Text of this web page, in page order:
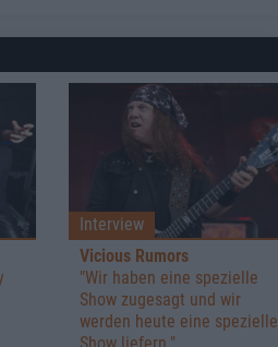
Interview
Vicious Rumors
"Wir haben eine spezielle
Show zugesagt und wir
werden heute eine spezielle